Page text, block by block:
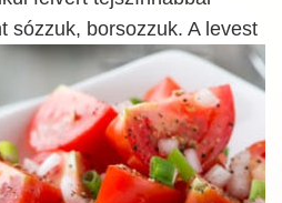
sózzuk, borsozzuk. A levest